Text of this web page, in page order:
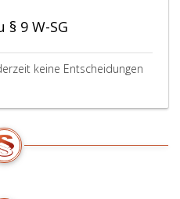
§ 9 W-SG
keine Entscheidungen